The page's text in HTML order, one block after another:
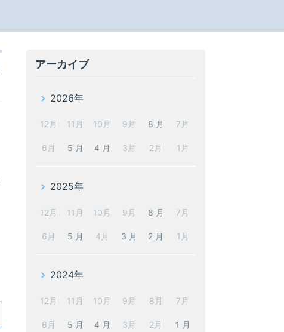
アーカイブ
2026年
12月 11月 10月 9月 8 月 7月
6月 5 月 4 月 3月 2月 1月
2025年
12月 11月 10月 9月 8 月 7月
6月 5 月 4月 3 月 2 月 1月
2024年
12月 11月 10月 9月 8月 7月
6月 5 月 4 月 3月 2月 1 月